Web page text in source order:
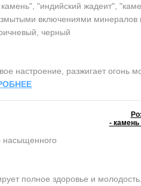
камень", "индийский жадеит",
включениями минералов
черный
настроение, разжигает огонь
-
насыщенного
полное здоровье и